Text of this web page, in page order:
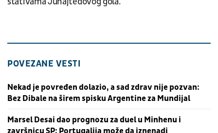
POVEZANE VESTI
Nekad je povređen dolazio, a sad zdrav nije pozvan:
Bez Dibale na širem spisku Argentine za Mundijal
Marsel Desai dao prognozu za duel u Minhenu i
završnicu SP: Portugalija može da iznenadi